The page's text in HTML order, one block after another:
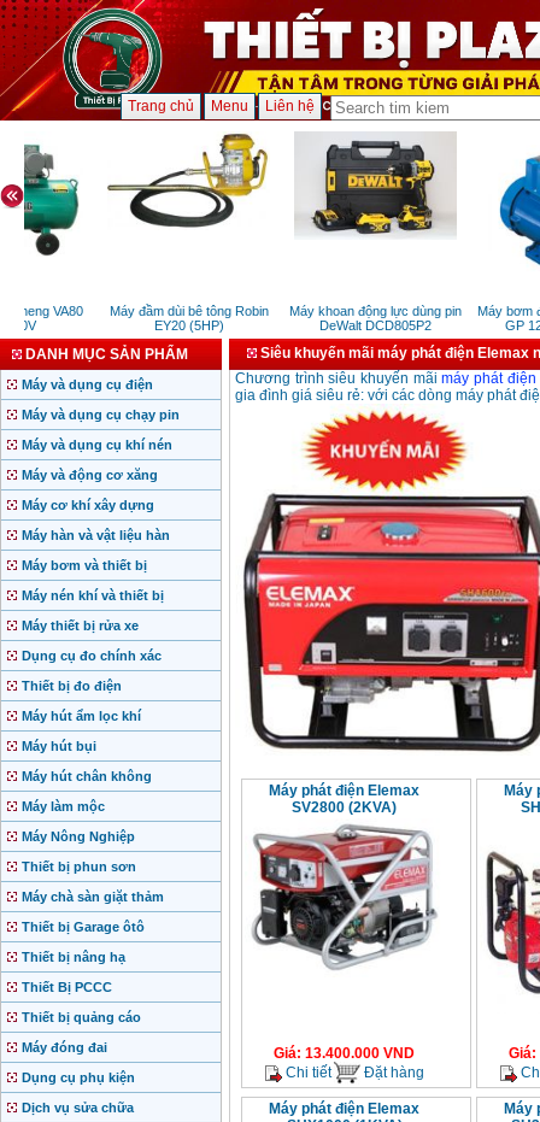
Trang chủ Menu Liên hệ
VA80
Máy đầm dùi bê tông Robin
EY20 (5HP)
Máy khoan động lực dùng pin
DeWalt DCD805P2
Máy bơm
GP
DANH MỤC SẢN PHẨM
Máy và dụng cụ điện
Máy và dụng cụ chạy pin
Máy và dụng cụ khí nén
Máy và động cơ xăng
Máy cơ khí xây dựng
Máy hàn và vật liệu hàn
Máy bơm và thiết bị
Máy nén khí và thiết bị
Máy thiết bị rửa xe
Dụng cụ đo chính xác
Thiết bị đo điện
Máy hút ẩm lọc khí
Máy hút bụi
Máy hút chân không
Máy làm mộc
Máy Nông Nghiệp
Thiết bị phun sơn
Máy chà sàn giặt thảm
Thiết bị Garage ôtô
Thiết bị nâng hạ
Thiết Bị PCCC
Thiết bị quảng cáo
Máy đóng đai
Dụng cụ phụ kiện
Dịch vụ sửa chữa
Siêu khuyến mãi máy phát điện Elemax
Chương trình siêu khuyến mãimáy phát điện
gia đình giá siêu rẻ: với các dòng máy phát
Máy phát điện Elemax
SV2800 (2KVA)
Giá: 13.400.000 VND
Chi tiết
Đặt hàng
Máy
Giá:
Máy phát điện Elemax
Máy